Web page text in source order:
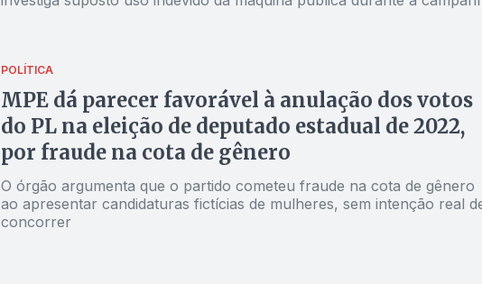
POLÍTICA
MPE dá parecer favorável à anulação dos votos
do PL na eleição de deputado estadual de 2022,
por fraude na cota de gênero
O órgão argumenta que o partido cometeu fraude na cota de gênero
ao apresentar candidaturas fictícias de mulheres, sem intenção real
concorrer